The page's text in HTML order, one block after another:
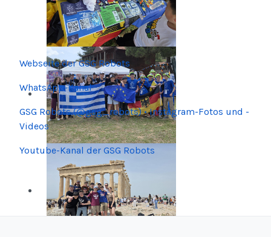
Webseite der GSG Robots
WhatsApp-Kanal
GSG Robots (@gsg_robots) • Instagram-Fotos und -
Videos
Youtube-Kanal der GSG Robots